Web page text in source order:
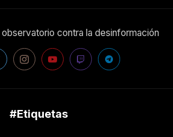
contra la desinformación
#Etiquetas